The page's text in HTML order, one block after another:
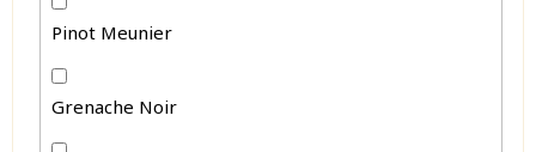
Pinot Meunier
Grenache Noir